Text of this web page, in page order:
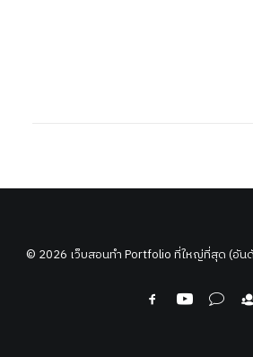
© 2026 เว็บสอนทำ Portfolio ที่ใหญ่ที่สุด (อัน